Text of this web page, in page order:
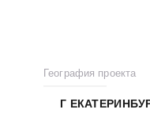
География проекта
Г